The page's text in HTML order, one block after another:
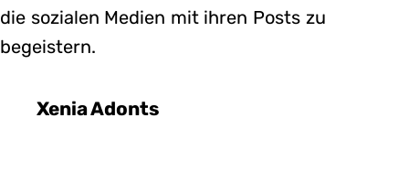
die sozialen Medien mit ihren Posts zu
begeistern.
Xenia Adonts